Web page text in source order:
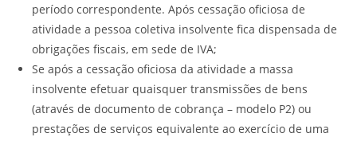
período correspondente. Após cessação oficiosa de
atividade a pessoa coletiva insolvente fica dispensada de
obrigações fiscais, em sede de IVA;
Se após a cessação oficiosa da atividade a massa
insolvente efetuar quaisquer transmissões de bens
(através de documento de cobrança – modelo P2) ou
prestações de serviços equivalente ao exercício de uma